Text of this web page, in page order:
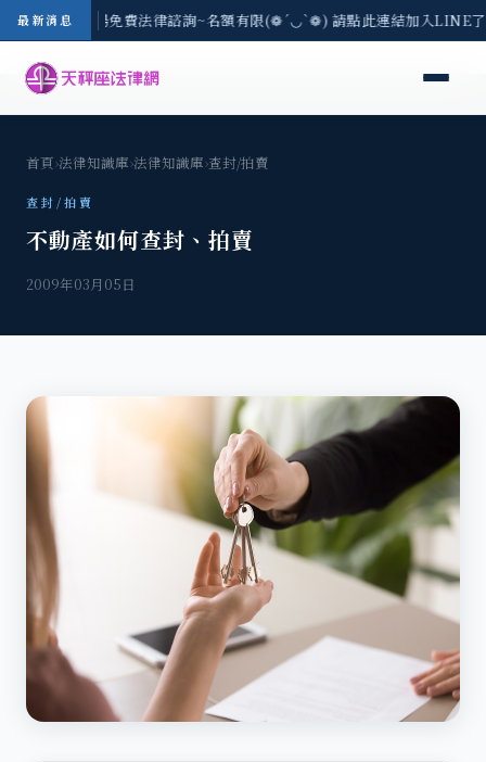
最新消息
-8/3(一) 現場免費法律諮詢~名額有限(❁´◡`❁) 請點此連結加入LINE
首頁›法律知識庫›法律知識庫›查封/拍賣
查封/拍賣
不動產如何查封、拍賣
2009年03月05日